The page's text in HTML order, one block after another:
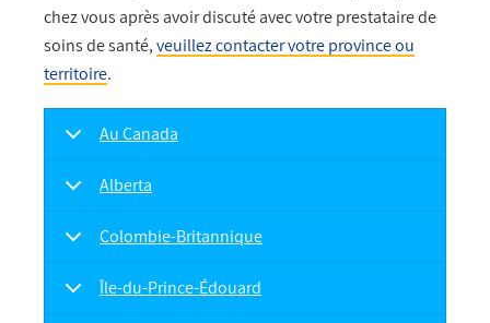
chez vous après avoir discuté avec votre prestataire de
soins de santé,veuillez contacter votre province ou
territoire.
Au Canada
Alberta
Colombie-Britannique
Île-du-Prince-Édouard